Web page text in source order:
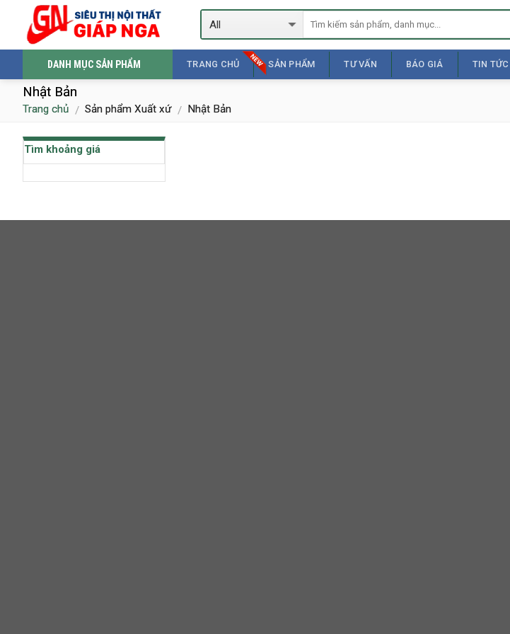
content
DANH MỤC SẢN PHẨM TRANG CHỦ SẢN PHẨM TƯ VẤN BÁO GIÁ TIN TỨC
Nhật Bản
Trang chủ / Sản phẩm Xuất xứ / Nhật Bản
Tìm khoảng giá